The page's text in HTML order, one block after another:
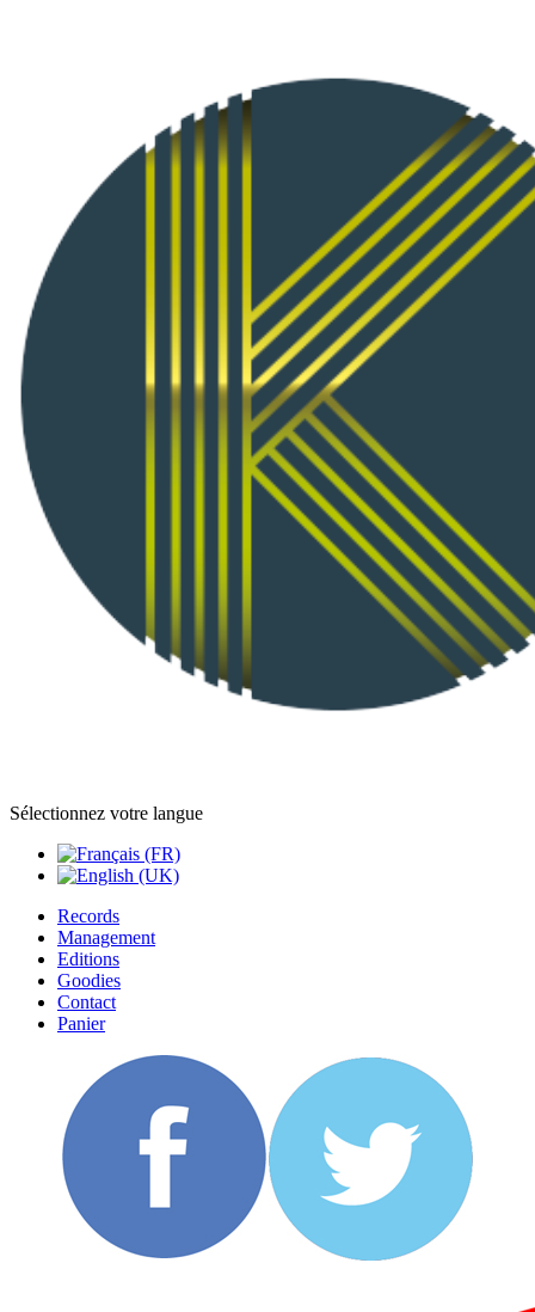
Sélectionnez votre langue
Records
Management
Editions
Goodies
Contact
Panier